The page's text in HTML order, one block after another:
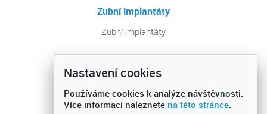
Zubní implantáty
Zubní implantáty
Pravidelná péče a prevence
Preventivní prohlídky
Nastavení cookies
Používáme cookies k analýze návštěvnosti.
Více informací naleznete na této stránce.